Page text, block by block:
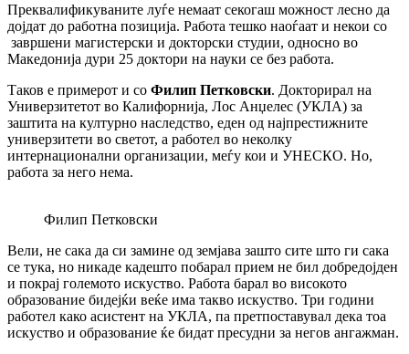
Преквалификуваните луѓе немаат секогаш можност лесно да
дојдат до работна позиција. Работа тешко наоѓаат и некои со
завршени магистерски и докторски студии, односно во
Македонија дури 25 доктори на науки се без работа.
Таков е примерот и со Филип Петковски. Докторирал на
Универзитетот во Калифорнија, Лос Анџелес (УКЛА) за
заштита на културно наследство, еден од најпрестижните
универзитети во светот, а работел во неколку
интернационални организации, меѓу кои и УНЕСКО. Но,
работа за него нема.
Филип Петковски
Вели, не сака да си замине од земјава зашто сите што ги сака
се тука, но никаде кадешто побарал прием не бил добредојден
и покрај големото искуство. Работа барал во високото
образование бидејќи веќе има такво искуство. Три години
работел како асистент на УКЛА, па претпоставувал дека тоа
искуство и образование ќе бидат пресудни за негов ангажман.